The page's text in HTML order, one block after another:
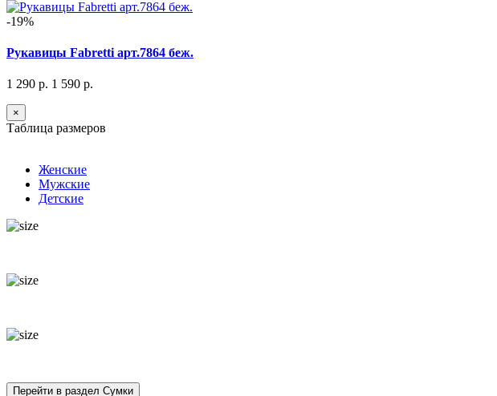
-19%
Рукавицы Fabretti арт.7864 беж.
1 290 р. 1 590 р.
×
Таблица размеров
Женские
Мужские
Детские